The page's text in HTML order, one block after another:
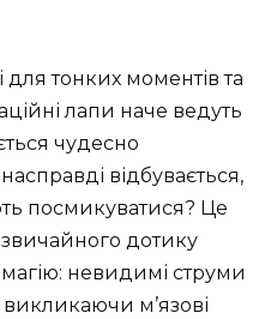
для тонких моментів та
лапи наче ведуть
чудесно
відбувається,
посмикуватися? Це
дотику
невидимі струми
м’язові